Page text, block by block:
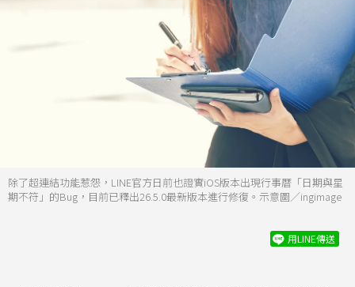
除了超連結功能惹怨，LINE官方日前也證實iOS版本出現行事曆「日期與星
期不符」的Bug，目前已釋出26.5.0最新版本進行修復。示意圖／ingimage
用LINE傳送